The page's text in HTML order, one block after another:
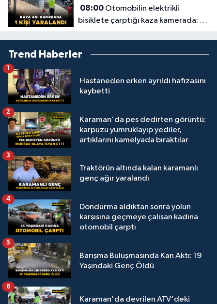
08:00Otomobilin elektrikli
bisiklete çarptığı kaza kamerada: 1
yaralı
Trend Haberler
Hastaneden erken ayrıldı hafızasını
kaybetti
1
Karaman'da pes dedirten görüntü:
karpuzu yumruklayıp yediler,
artıklarını kamelyada bıraktılar
2
Traktörün altında kalan karamanlı
genç ağır yaralandı
3
Dondurma aldıktan sonra yolun
karşısına geçmeye çalışan kadına
otomobil çarptı
4
Barışma Buluşmasında Kan Aktı: 19
Yaşındaki Genç Öldü
5
Karaman'da devrilen ATV'deki
6